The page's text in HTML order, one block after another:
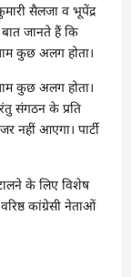
सैलजा व भूपेंद्र
जानते हैं कि
कुछ अलग होता।
कुछ अलग होता।
संगठन के प्रति
नहीं आएगा। पार्टी
के लिए विशेष
कांग्रेसी नेताओं